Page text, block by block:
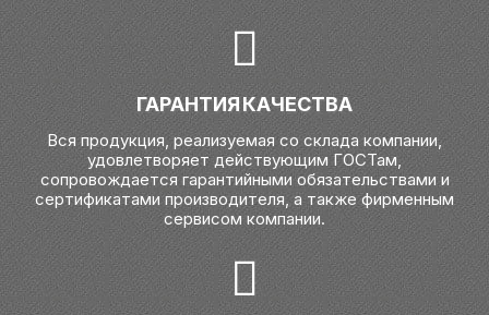
ГАРАНТИЯ КАЧЕСТВА
Вся продукция, реализуемая со склада компании,
удовлетворяет действующим ГОСТам,
сопровождается гарантийными обязательствами и
сертификатами производителя, а также фирменным
сервисом компании.